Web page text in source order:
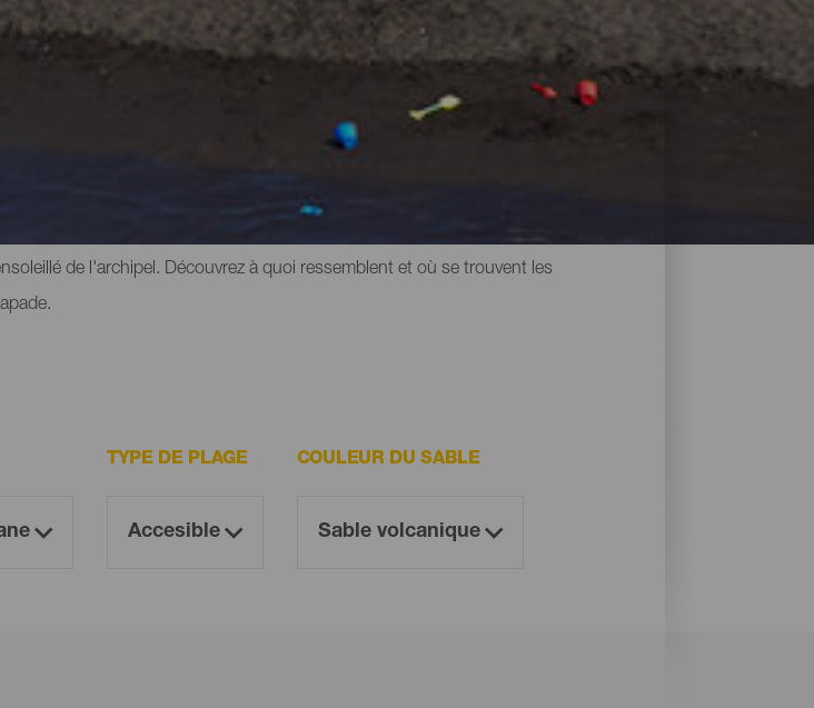
et avec tous les services, vastes où trouver votre espace et petites situées au
de l'archipel. Découvrez à quoi ressemblent et où se trouvent les
TYPE DE PLAGE COULEUR DU SABLE